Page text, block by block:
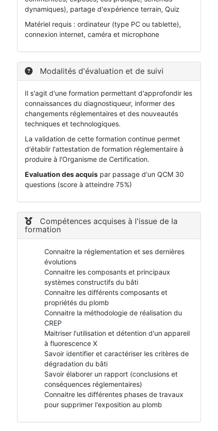
dynamiques), partage d'expérience terrain, Quiz
Matériel requis : ordinateur (type PC ou tablette),
connexion internet, caméra et microphone
Modalités d'évaluation et de suivi
Il s'agit d'une formation permettant d'approfondir les
connaissances du diagnostiqueur, informer des
changements réglementaires et des nouveautés
techniques et technologiques.
La validation de cette formation continue permet
d'établir l'attestation de formation réglementaire à
produire à l'Organisme de Certification.
Evaluation des acquis par passage d'un QCM 30
questions (score à atteindre 75%)
Compétences acquises à l'issue de la
formation
Connaitre la réglementation et ses dernières
évolutions
Connaitre les composants et principaux
systèmes constructifs du bâti
Connaitre les différents composants et
propriétés du plomb
Connaitre la méthodologie de réalisation du
CREP
Maitriser l'utilisation et détention d'un appareil
à fluorescence X
Savoir identifier et caractériser les critères de
dégradation du bâti
Savoir élaborer un rapport (conclusions et
conséquences réglementaires)
Connaitre les différentes phases de travaux
pour supprimer l'exposition au plomb